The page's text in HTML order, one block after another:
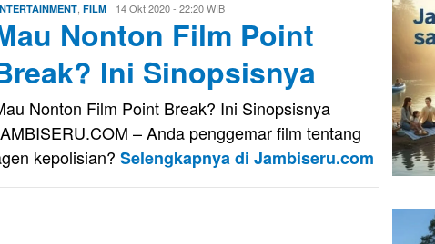
FILM Evo
14 Okt 2020 - 22:20 WIB
Nonton Film Point
Ini Sinopsisnya
Nonton Film Point Break? Ini Sinopsisnya
– Anda penggemar film tentang
kepolisian? Selengkapnya di Jambiseru.com